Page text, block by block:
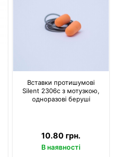
Вставки протишумові
Silent 2306c з мотузкою,
одноразові беруші
10.80 грн.
В наявності